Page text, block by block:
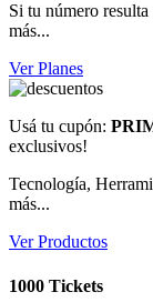
Si tu número
más...
Ver Planes
Usá tu cupón:
exclusivos!
Tecnología,
más...
Ver Productos
1000 Tickets